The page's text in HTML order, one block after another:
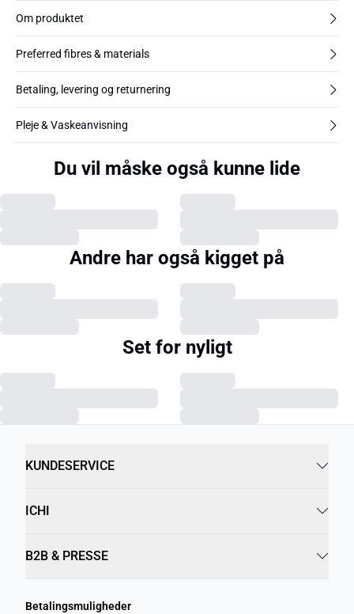
Om produktet
Preferred fibres & materials
Betaling, levering og returnering
Pleje & Vaskeanvisning
Du vil måske også kunne lide
Andre har også kigget på
Set for nyligt
KUNDESERVICE
ICHI
B2B & PRESSE
Betalingsmuligheder